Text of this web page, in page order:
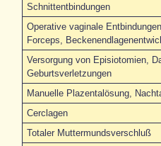
Schnittentbindungen
Operative vaginale
Forceps,
Versorgung von Episiotomien,
Geburtsverletzungen
Manuelle Plazentalösung,
Cerclagen
Totaler Muttermundsverschluß